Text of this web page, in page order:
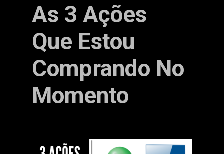
As 3 Ações
Que Estou
Comprando No
Momento